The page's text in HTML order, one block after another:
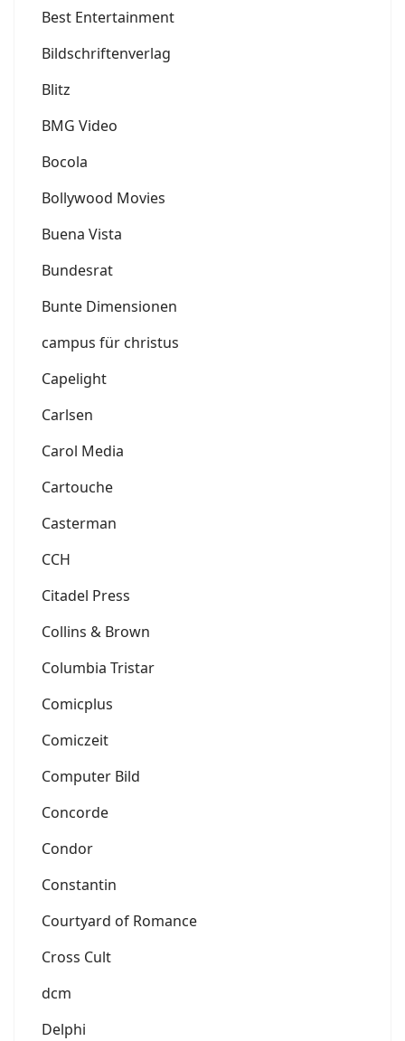
Best Entertainment
Bildschriftenverlag
Blitz
BMG Video
Bocola
Bollywood Movies
Buena Vista
Bundesrat
Bunte Dimensionen
campus für christus
Capelight
Carlsen
Carol Media
Cartouche
Casterman
CCH
Citadel Press
Collins & Brown
Columbia Tristar
Comicplus
Comiczeit
Computer Bild
Concorde
Condor
Constantin
Courtyard of Romance
Cross Cult
dcm
Delphi